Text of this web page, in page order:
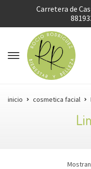
Carretera de
inicio cosmetica facial